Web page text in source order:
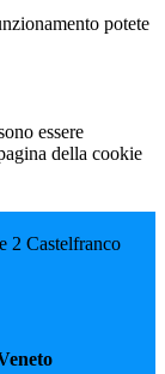
potete
essere
della cookie
2 Castelfranco